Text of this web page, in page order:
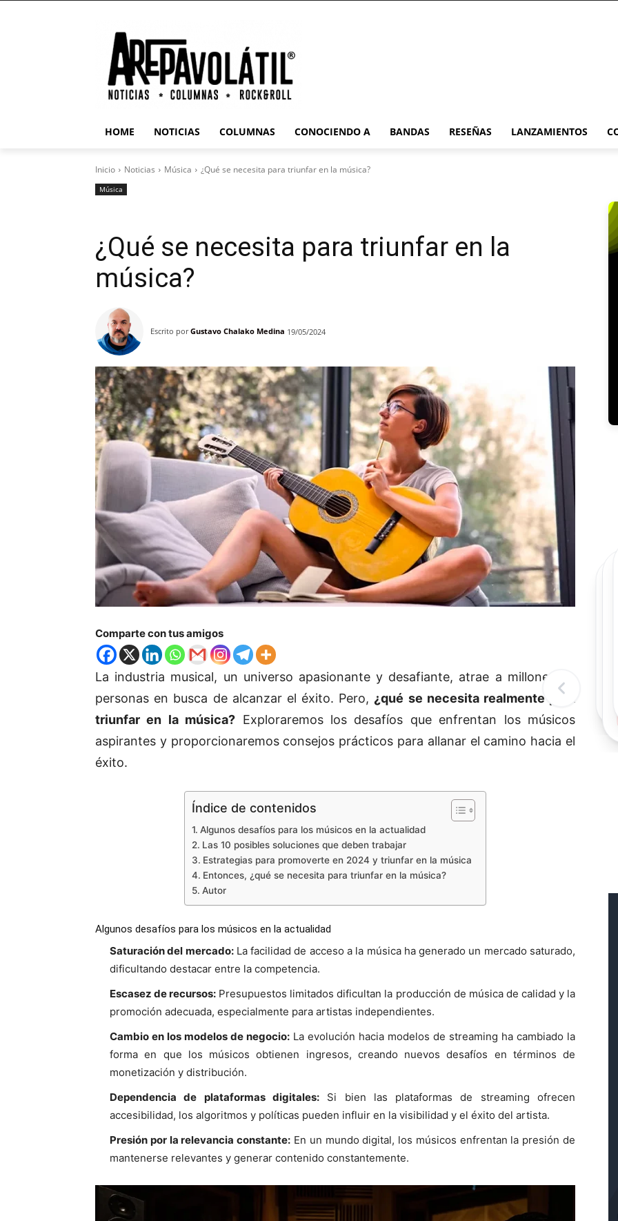
HOME NOTICIAS COLUMNAS CONOCIENDO A BANDAS RESEÑAS LANZAMIENTOS
Inicio Noticias Música ¿Qué se necesita para triunfar en la música?
Música
¿Qué se necesita para triunfar en la
música?
Escrito por Gustavo Chalako Medina 19/05/2024
Comparte con tus amigos
La industria musical, un universo apasionante y desafiante, atrae a millones de
personas en busca de alcanzar el éxito. Pero, ¿qué se necesita realmente para
triunfar en la música? Exploraremos los desafíos que enfrentan los músicos
aspirantes y proporcionaremos consejos prácticos para allanar el camino hacia el
éxito.
Índice de contenidos
Algunos desafíos para los músicos en la actualidad
Las 10 posibles soluciones que deben trabajar
Estrategias para promoverte en 2024 y triunfar en la música
Entonces, ¿qué se necesita para triunfar en la música?
Autor
Algunos desafíos para los músicos en la actualidad
Saturación del mercado:La facilidad de acceso a la música ha generado un mercado saturado,
dificultando destacar entre la competencia.
Escasez de recursos: Presupuestos limitados dificultan la producción de música de calidad y la
promoción adecuada, especialmente para artistas independientes.
Cambio en los modelos de negocio: La evolución hacia modelos de streaming ha cambiado la
forma en que los músicos obtienen ingresos, creando nuevos desafíos en términos de
monetización y distribución.
Dependencia de plataformas digitales:Si bien las plataformas de streaming ofrecen
accesibilidad, los algoritmos y políticas pueden influir en la visibilidad y el éxito del artista.
Presión por la relevancia constante: En un mundo digital, los músicos enfrentan la presión de
mantenerse relevantes y generar contenido constantemente.